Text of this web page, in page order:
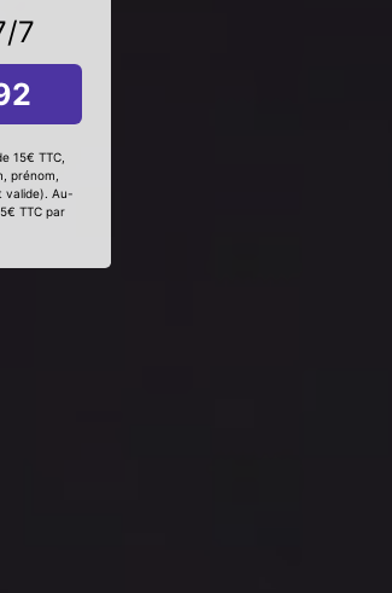
7
15€ TTC,
prénom,
valide). Au-
TTC par